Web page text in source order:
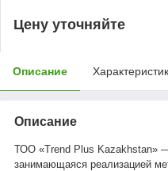
Цену уточняйте
Описание
Описание
ТОО «Trend Plus Kazakhstan»
занимающаяся реализацией